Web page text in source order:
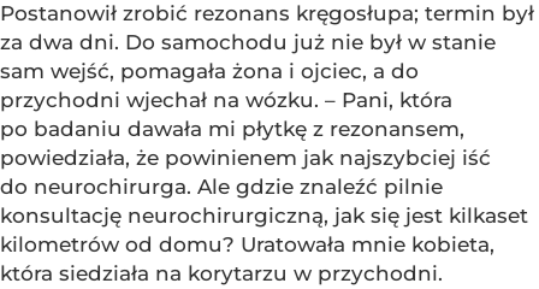
Postanowił zrobić rezonans kręgosłupa; termin był
za dwa dni. Do samochodu już nie był w stanie
sam wejść, pomagała żona i ojciec, a do
przychodni wjechał na wózku. – Pani, która
po badaniu dawała mi płytkę z rezonansem,
powiedziała, że powinienem jak najszybciej iść
do neurochirurga. Ale gdzie znaleźć pilnie
konsultację neurochirurgiczną, jak się jest kilkaset
kilometrów od domu? Uratowała mnie kobieta,
która siedziała na korytarzu w przychodni.